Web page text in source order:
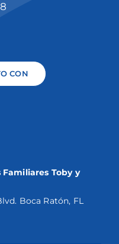
CON
Toby y
Boca Ratón, FL